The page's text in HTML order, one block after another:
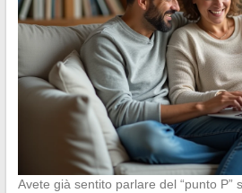
Avete già sentito parlare del “punto P”